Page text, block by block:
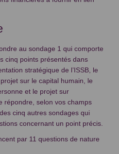
au sondage 1 qui comporte
cinq points présentés dans
stratégique de l’ISSB, le
sur le capital humain, le
et le projet sur
répondre, selon vos champs
cinq autres sondages qui
concernant un point précis.
par 11 questions de nature